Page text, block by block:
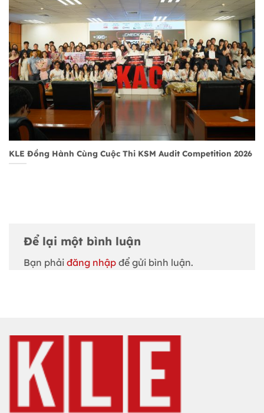
KLE Đồng Hành Cùng Cuộc Thi KSM Audit Competition 2026
Để lại một bình luận
Bạn phải đăng nhập để gửi bình luận.